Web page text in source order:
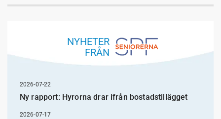
NYHETER
FRÅN
2026-07-22
Ny rapport: Hyrorna drar ifrån bostadstillägget
2026-07-17